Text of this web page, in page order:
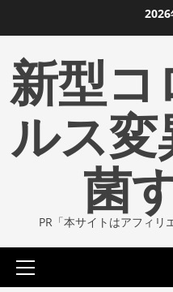
ン
ツ
ま
2026
新型コ
ルス
菌
PR「本サイトはアフィリ
プ